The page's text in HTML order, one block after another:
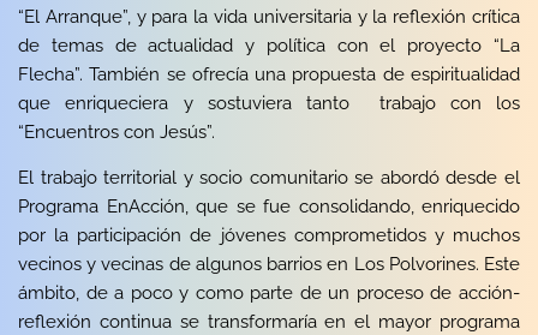
“El Arranque”, y para la vida universitaria y la reflexión crítica
de temas de actualidad y política con el proyecto “La
Flecha”. También se ofrecía una propuesta de espiritualidad
que enriqueciera y sostuviera tanto trabajo con los
“Encuentros con Jesús”.
El trabajo territorial y socio comunitario se abordó desde el
Programa EnAcción, que se fue consolidando, enriquecido
por la participación de jóvenes comprometidos y muchos
vecinos y vecinas de algunos barrios en Los Polvorines. Este
ámbito, de a poco y como parte de un proceso de acción-
reflexión continua se transformaría en el mayor programa